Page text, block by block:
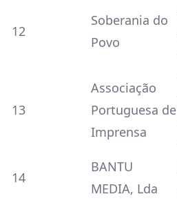
12
Soberania do
Povo
13
Associação
Portuguesa de
Imprensa
14
BANTU
MEDIA, Lda